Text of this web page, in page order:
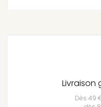
Livraison
Dès 49